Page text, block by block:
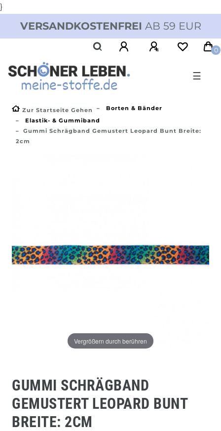
}
VERSANDKOSTENFREI AB 59 EUR
0
☰
Zur Startseite Gehen
Borten & Bänder
Elastik- & Gummiband
Gummi Schrägband Gemustert Leopard Bunt Breite:
2cm
Vergrößern durch berühren
GUMMI SCHRÄGBAND
GEMUSTERT LEOPARD BUNT
BREITE: 2CM